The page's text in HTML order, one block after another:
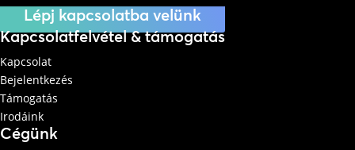
Lépj kapcsolatba velünk
Kapcsolatfelvétel & támogatás
Kapcsolat
Bejelentkezés
Támogatás
Irodáink
Cégünk